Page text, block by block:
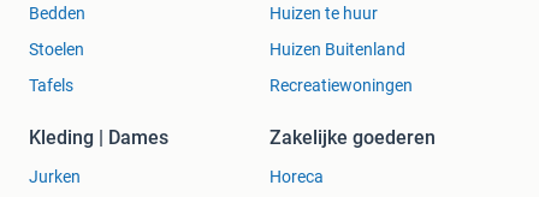
Bedden
Stoelen
Tafels
Huizen te huur
Huizen Buitenland
Recreatiewoningen
Kleding | Dames
Jurken
Zakelijke goederen
Horeca